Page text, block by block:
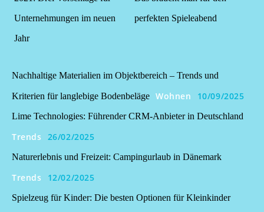
Unternehmungen im neuen
Jahr
perfekten Spieleabend
Nachhaltige Materialien im Objektbereich – Trends und
Kriterien für langlebige Bodenbeläge Wohnen 10/09/2025
Lime Technologies: Führender CRM-Anbieter in Deutschland
Trends 26/02/2025
Naturerlebnis und Freizeit: Campingurlaub in Dänemark
Trends 12/02/2025
Spielzeug für Kinder: Die besten Optionen für Kleinkinder